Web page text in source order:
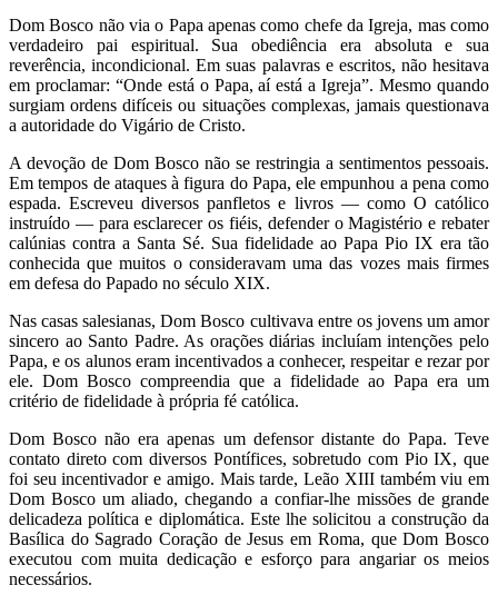
Dom Bosco não via o Papa apenas como chefe da Igreja, mas como
verdadeiro pai espiritual. Sua obediência era absoluta e sua
reverência, incondicional. Em suas palavras e escritos, não hesitava
em proclamar: “Onde está o Papa, aí está a Igreja”. Mesmo quando
surgiam ordens difíceis ou situações complexas, jamais questionava
a autoridade do Vigário de Cristo.
A devoção de Dom Bosco não se restringia a sentimentos pessoais.
Em tempos de ataques à figura do Papa, ele empunhou a pena como
espada. Escreveu diversos panfletos e livros — como O católico
instruído — para esclarecer os fiéis, defender o Magistério e rebater
calúnias contra a Santa Sé. Sua fidelidade ao Papa Pio IX era tão
conhecida que muitos o consideravam uma das vozes mais firmes
em defesa do Papado no século XIX.
Nas casas salesianas, Dom Bosco cultivava entre os jovens um amor
sincero ao Santo Padre. As orações diárias incluíam intenções pelo
Papa, e os alunos eram incentivados a conhecer, respeitar e rezar por
ele. Dom Bosco compreendia que a fidelidade ao Papa era um
critério de fidelidade à própria fé católica.
Dom Bosco não era apenas um defensor distante do Papa. Teve
contato direto com diversos Pontífices, sobretudo com Pio IX, que
foi seu incentivador e amigo. Mais tarde, Leão XIII também viu em
Dom Bosco um aliado, chegando a confiar-lhe missões de grande
delicadeza política e diplomática. Este lhe solicitou a construção da
Basílica do Sagrado Coração de Jesus em Roma, que Dom Bosco
executou com muita dedicação e esforço para angariar os meios
necessários.